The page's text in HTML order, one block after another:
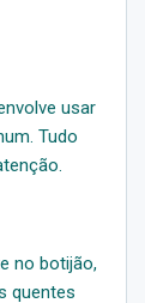
usar
Tudo
no botijão,
quentes